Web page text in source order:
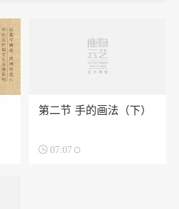
第二节 手的画法（下）
 07:07